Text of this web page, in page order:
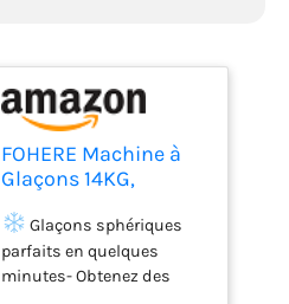
FOHERE Machine à
Glaçons 14KG,
Tailles de Glaçons
Glaçons sphériques
parfaits en quelques
minutes- Obtenez des